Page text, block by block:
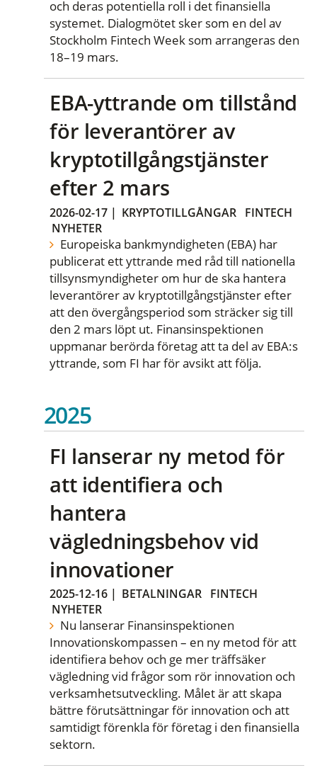
och deras potentiella roll i det finansiella
systemet. Dialogmötet sker som en del av
Stockholm Fintech Week som arrangeras den
18–19 mars.
EBA-yttrande om tillstånd
för leverantörer av
kryptotillgångstjänster
efter 2 mars
2026-02-17 | KRYPTOTILLGÅNGAR FINTECH
NYHETER
Europeiska bankmyndigheten (EBA) har
publicerat ett yttrande med råd till nationella
tillsynsmyndigheter om hur de ska hantera
leverantörer av kryptotillgångstjänster efter
att den övergångsperiod som sträcker sig till
den 2 mars löpt ut. Finansinspektionen
uppmanar berörda företag att ta del av EBA:s
yttrande, som FI har för avsikt att följa.
2025
FI lanserar ny metod för
att identifiera och
hantera
vägledningsbehov vid
innovationer
2025-12-16 | BETALNINGAR FINTECH
NYHETER
Nu lanserar Finansinspektionen
Innovationskompassen – en ny metod för att
identifiera behov och ge mer träffsäker
vägledning vid frågor som rör innovation och
verksamhetsutveckling. Målet är att skapa
bättre förutsättningar för innovation och att
samtidigt förenkla för företag i den finansiella
sektorn.